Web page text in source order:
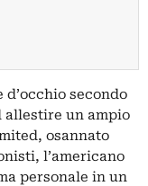
d’occhio secondo
allestire un ampio
osannato
l’americano
personale in un